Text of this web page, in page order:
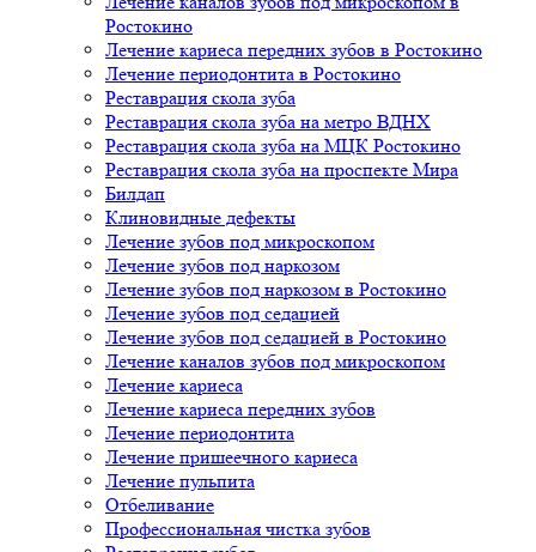
Ростокино
Лечение кариеса передних зубов в Ростокино
Лечение периодонтита в Ростокино
Реставрация скола зуба
Реставрация скола зуба на метро ВДНХ
Реставрация скола зуба на МЦК Ростокино
Реставрация скола зуба на проспекте Мира
Билдап
Клиновидные дефекты
Лечение зубов под микроскопом
Лечение зубов под наркозом
Лечение зубов под наркозом в Ростокино
Лечение зубов под седацией
Лечение зубов под седацией в Ростокино
Лечение каналов зубов под микроскопом
Лечение кариеса
Лечение кариеса передних зубов
Лечение периодонтита
Лечение пришеечного кариеса
Лечение пульпита
Отбеливание
Профессиональная чистка зубов